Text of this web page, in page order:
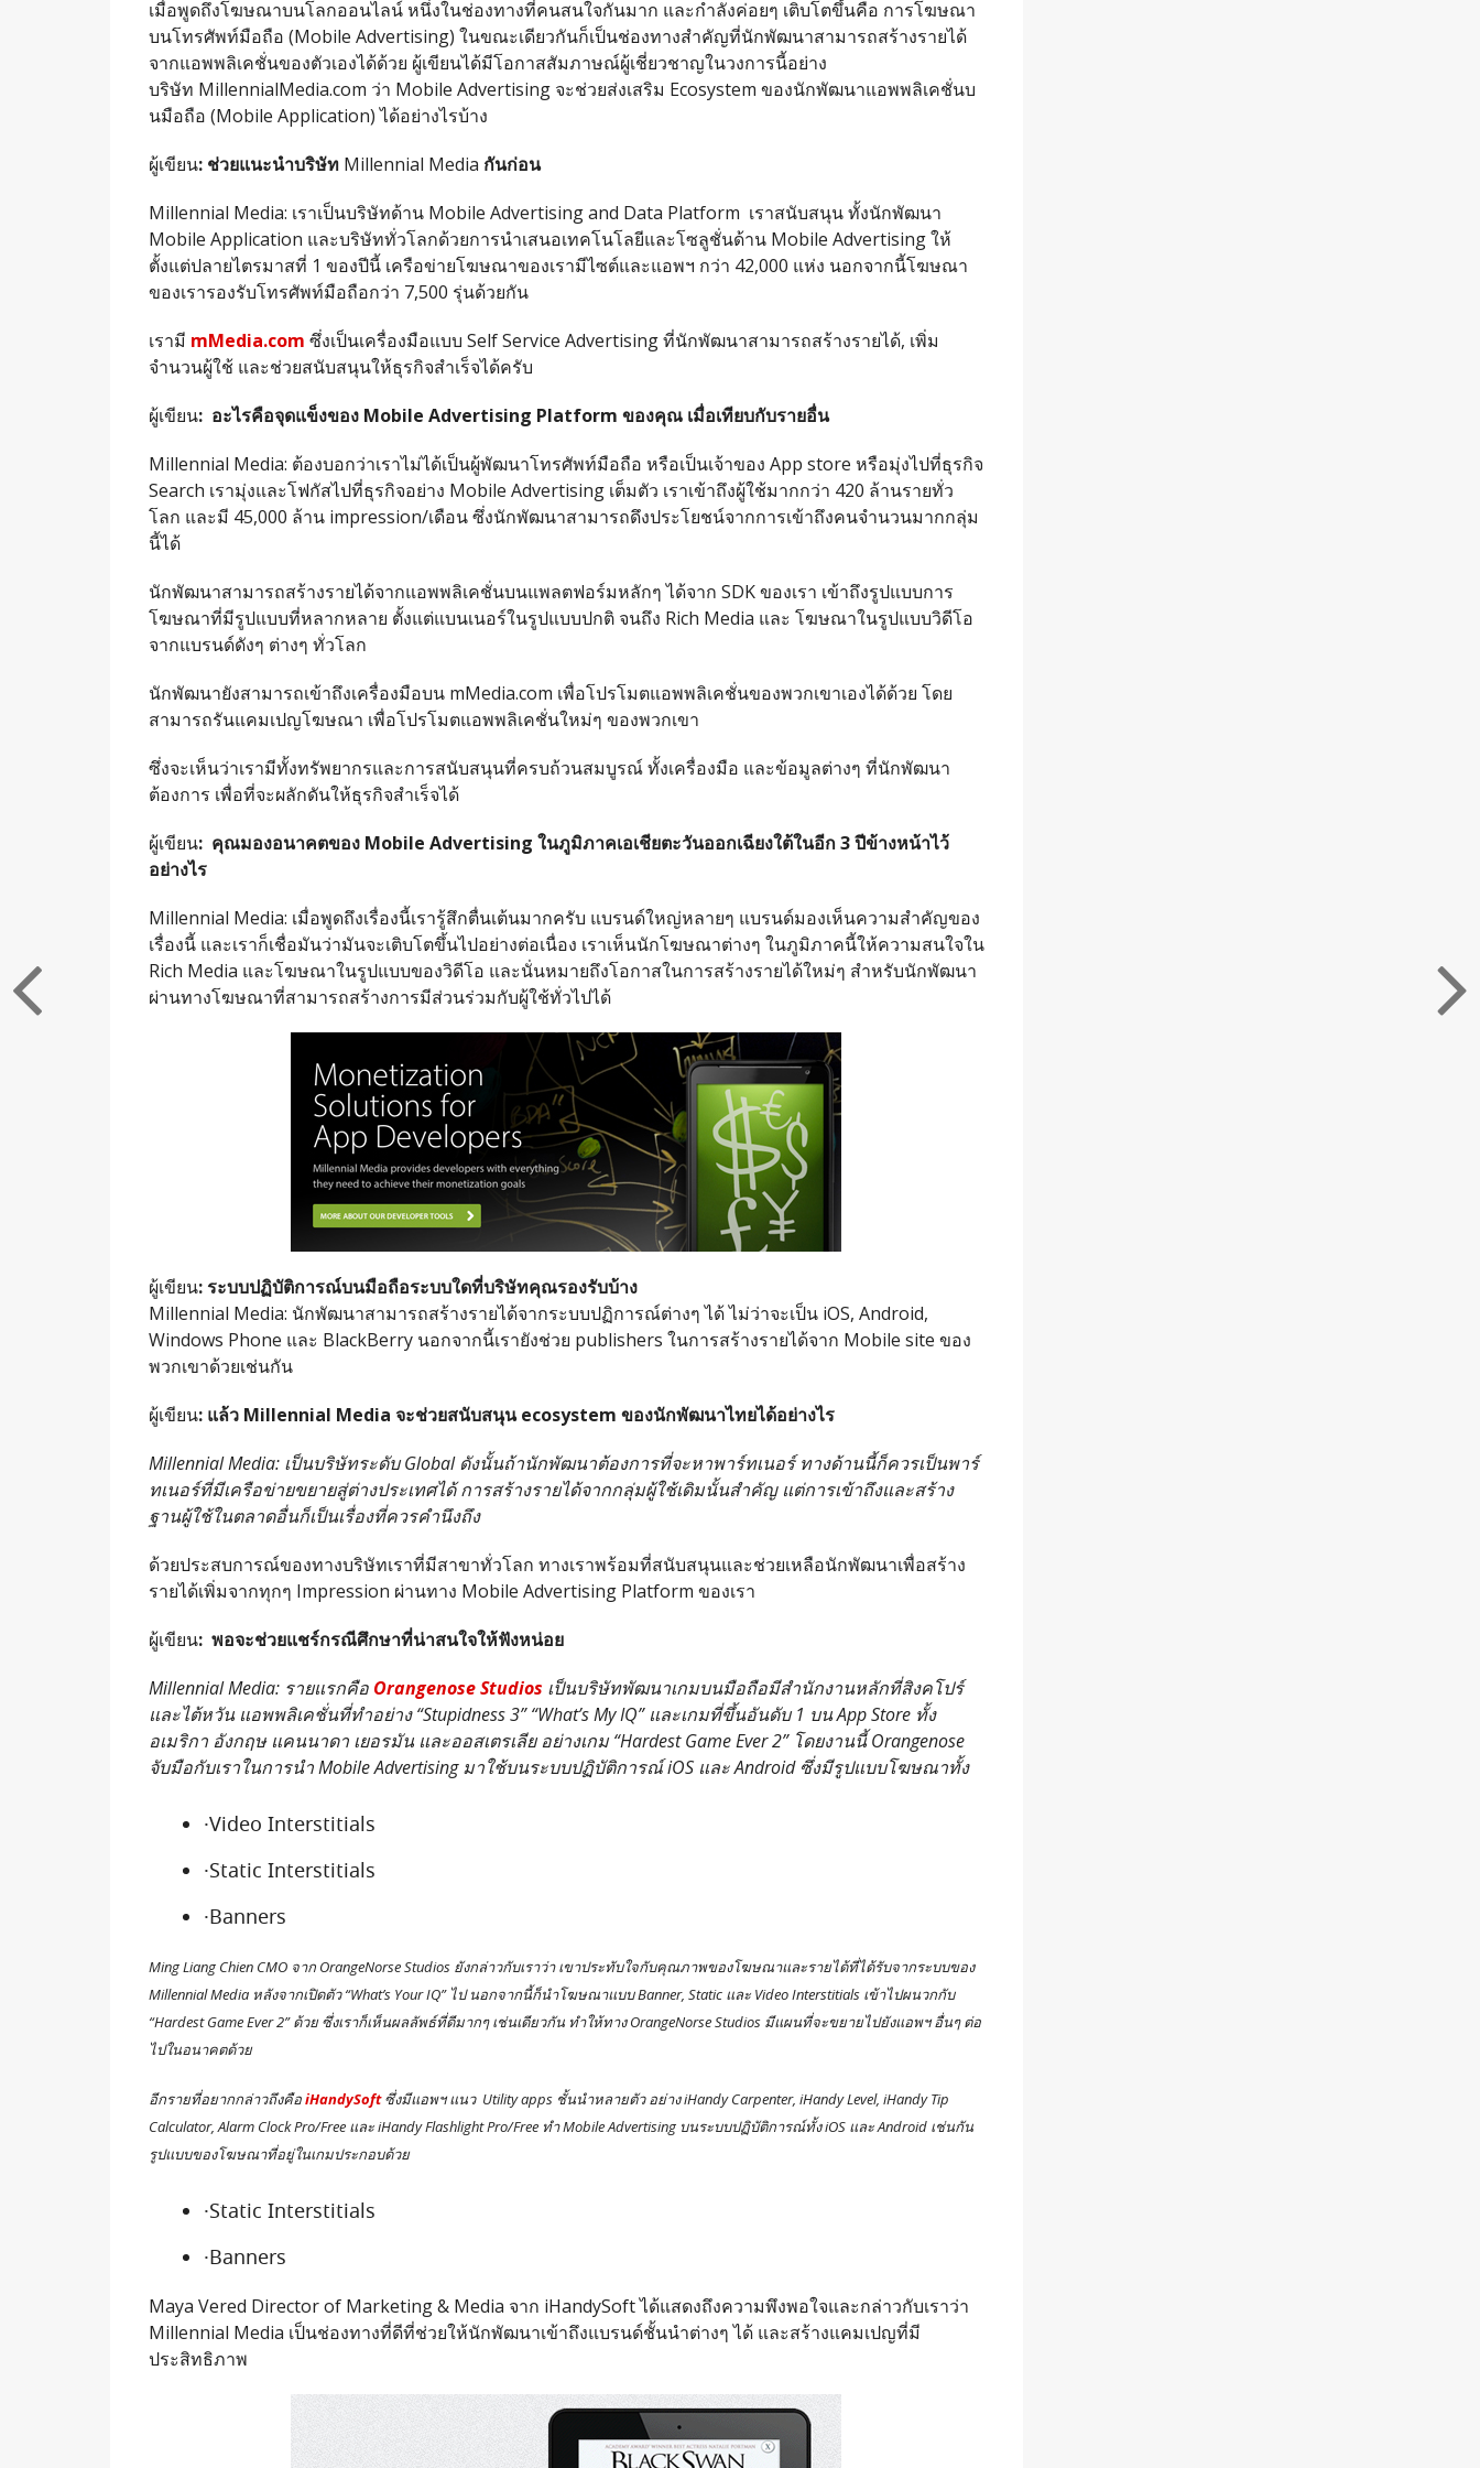
เมื่อพูดถึงโฆษณาบนโลกออนไลน์ หนึ่งในช่องทางที่คนสนใจกันมาก และกำลังค่อยๆ เติบโตขึ้นคือ การโฆษณา
บนโทรศัพท์มือถือ (Mobile Advertising) ในขณะเดียวกันก็เป็นช่องทางสำคัญที่นักพัฒนาสามารถสร้างรายได้
จากแอพพลิเคชั่นของตัวเองได้ด้วย ผู้เขียนได้มีโอกาสสัมภาษณ์ผู้เชี่ยวชาญในวงการนี้อย่าง
บริษัท MillennialMedia.com ว่า Mobile Advertising จะช่วยส่งเสริม Ecosystem ของนักพัฒนาแอพพลิเคชั่นบ
นมือถือ (Mobile Application) ได้อย่างไรบ้าง
ผู้เขียน: ช่วยแนะนำบริษัท Millennial Media กันก่อน
Millennial Media: เราเป็นบริษัทด้าน Mobile Advertising and Data Platform เราสนับสนุน ทั้งนักพัฒนา
Mobile Application และบริษัททั่วโลกด้วยการนำเสนอเทคโนโลยีและโซลูชั่นด้าน Mobile Advertising ให้
ตั้งแต่ปลายไตรมาสที่ 1 ของปีนี้ เครือข่ายโฆษณาของเรามีไซต์และแอพฯ กว่า 42,000 แห่ง นอกจากนี้โฆษณา
ของเรารองรับโทรศัพท์มือถือกว่า 7,500 รุ่นด้วยกัน
เรามี mMedia.com ซึ่งเป็นเครื่องมือแบบ Self Service Advertising ที่นักพัฒนาสามารถสร้างรายได้, เพิ่ม
จำนวนผู้ใช้ และช่วยสนับสนุนให้ธุรกิจสำเร็จได้ครับ
ผู้เขียน: อะไรคือจุดแข็งของ Mobile Advertising Platform ของคุณ เมื่อเทียบกับรายอื่น
Millennial Media: ต้องบอกว่าเราไม่ได้เป็นผู้พัฒนาโทรศัพท์มือถือ หรือเป็นเจ้าของ App store หรือมุ่งไปที่ธุรกิจ
Search เรามุ่งและโฟกัสไปที่ธุรกิจอย่าง Mobile Advertising เต็มตัว เราเข้าถึงผู้ใช้มากกว่า 420 ล้านรายทั่ว
โลก และมี 45,000 ล้าน impression/เดือน ซึ่งนักพัฒนาสามารถดึงประโยชน์จากการเข้าถึงคนจำนวนมากกลุ่ม
นี้ได้
นักพัฒนาสามารถสร้างรายได้จากแอพพลิเคชั่นบนแพลตฟอร์มหลักๆ ได้จาก SDK ของเรา เข้าถึงรูปแบบการ
โฆษณาที่มีรูปแบบที่หลากหลาย ตั้งแต่แบนเนอร์ในรูปแบบปกติ จนถึง Rich Media และ โฆษณาในรูปแบบวิดีโอ
จากแบรนด์ดังๆ ต่างๆ ทั่วโลก
นักพัฒนายังสามารถเข้าถึงเครื่องมือบน mMedia.com เพื่อโปรโมตแอพพลิเคชั่นของพวกเขาเองได้ด้วย โดย
สามารถรันแคมเปญโฆษณา เพื่อโปรโมตแอพพลิเคชั่นใหม่ๆ ของพวกเขา
ซึ่งจะเห็นว่าเรามีทั้งทรัพยากรและการสนับสนุนที่ครบถ้วนสมบูรณ์ ทั้งเครื่องมือ และข้อมูลต่างๆ ที่นักพัฒนา
ต้องการ เพื่อที่จะผลักดันให้ธุรกิจสำเร็จได้
ผู้เขียน: คุณมองอนาคตของ Mobile Advertising ในภูมิภาคเอเชียตะวันออกเฉียงใต้ในอีก3ปีข้างหน้าไว้
อย่างไร
Millennial Media: เมื่อพูดถึงเรื่องนี้เรารู้สึกตื่นเต้นมากครับ แบรนด์ใหญ่หลายๆ แบรนด์มองเห็นความสำคัญของ
เรื่องนี้ และเราก็เชื่อมันว่ามันจะเติบโตขึ้นไปอย่างต่อเนื่อง เราเห็นนักโฆษณาต่างๆ ในภูมิภาคนี้ให้ความสนใจใน
Rich Media และโฆษณาในรูปแบบของวิดีโอ และนั่นหมายถึงโอกาสในการสร้างรายได้ใหม่ๆ สำหรับนักพัฒนา
ผ่านทางโฆษณาที่สามารถสร้างการมีส่วนร่วมกับผู้ใช้ทั่วไปได้
ผู้เขียน: ระบบปฏิบัติการณ์บนมือถือระบบใดที่บริษัทคุณรองรับบ้าง
Millennial Media: นักพัฒนาสามารถสร้างรายได้จากระบบปฏิการณ์ต่างๆ ได้ ไม่ว่าจะเป็น iOS, Android,
Windows Phone และ BlackBerry นอกจากนี้เรายังช่วย publishers ในการสร้างรายได้จาก Mobile site ของ
พวกเขาด้วยเช่นกัน
ผู้เขียน: แล้ว Millennial Media จะช่วยสนับสนุน ecosystem ของนักพัฒนาไทยได้อย่างไร
Millennial Media: เป็นบริษัทระดับ Global ดังนั้นถ้านักพัฒนาต้องการที่จะหาพาร์ทเนอร์ ทางด้านนี้ก็ควรเป็นพาร์
ทเนอร์ที่มีเครือข่ายขยายสู่ต่างประเทศได้ การสร้างรายได้จากกลุ่มผู้ใช้เดิมนั้นสำคัญ แต่การเข้าถึงและสร้าง
ฐานผู้ใช้ในตลาดอื่นก็เป็นเรื่องที่ควรคำนึงถึง
ด้วยประสบการณ์ของทางบริษัทเราที่มีสาขาทั่วโลก ทางเราพร้อมที่สนับสนุนและช่วยเหลือนักพัฒนาเพื่อสร้าง
รายได้เพิ่มจากทุกๆ Impression ผ่านทาง Mobile Advertising Platform ของเรา
ผู้เขียน: พอจะช่วยแชร์กรณีศึกษาที่น่าสนใจให้ฟังหน่อย
Millennial Media: รายแรกคือ Orangenose Studios เป็นบริษัทพัฒนาเกมบนมือถือมีสำนักงานหลักที่สิงคโปร์
และไต้หวัน แอพพลิเคชั่นที่ทำอย่าง “Stupidness 3” “What’s My IQ” และเกมที่ขึ้นอันดับ 1 บน App Store ทั้ง
อเมริกา อังกฤษ แคนนาดา เยอรมัน และออสเตรเลีย อย่างเกม “Hardest Game Ever 2” โดยงานนี้ Orangenose
จับมือกับเราในการนำ Mobile Advertising มาใช้บนระบบปฏิบัติการณ์ iOS และ Android ซึ่งมีรูปแบบโฆษณาทั้ง
·Video Interstitials
·Static Interstitials
·Banners
Ming Liang Chien CMO จาก OrangeNorse Studios ยังกล่าวกับเราว่า เขาประทับใจกับคุณภาพของโฆษณาและรายได้ที่ได้รับจากระบบของ
Millennial Media หลังจากเปิดตัว “What’s Your IQ” ไป นอกจากนี้ก็นำโฆษณาแบบ Banner, Static และ Video Interstitials เข้าไปผนวกกับ
“Hardest Game Ever 2” ด้วย ซึ่งเราก็เห็นผลลัพธ์ที่ดีมากๆ เช่นเดียวกัน ทำให้ทาง OrangeNorse Studios มีแผนที่จะขยายไปยังแอพฯ อื่นๆ ต่อ
ไปในอนาคตด้วย
อีกรายที่อยากกล่าวถึงคือiHandySoftซึ่งมีแอพฯ แนว Utility apps ชั้นนำหลายตัว อย่าง iHandy Carpenter, iHandy Level, iHandy Tip
Calculator, Alarm Clock Pro/Free และ iHandy Flashlight Pro/Free ทำ Mobile Advertising บนระบบปฏิบัติการณ์ทั้ง iOS และ Android เช่นกัน
รูปแบบของโฆษณาที่อยู่ในเกมประกอบด้วย
·Static Interstitials
·Banners
Maya Vered Director of Marketing & Media จาก iHandySoft ได้แสดงถึงความพึงพอใจและกล่าวกับเราว่า
Millennial Media เป็นช่องทางที่ดีที่ช่วยให้นักพัฒนาเข้าถึงแบรนด์ชั้นนำต่างๆ ได้ และสร้างแคมเปญที่มี
ประสิทธิภาพ